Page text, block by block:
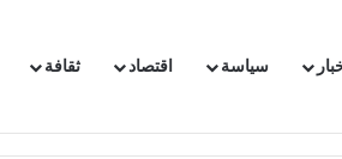
سياسة اقتصاد ثقافة
وتبلغها احتجاجا شديد اللهجة !!